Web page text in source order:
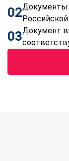
02Документы
03Документ